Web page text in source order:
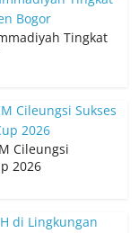
Tingkat
Cileungsi
2026